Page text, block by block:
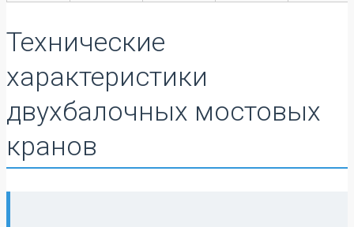
Технические
характеристики
двухбалочных мостовых
кранов